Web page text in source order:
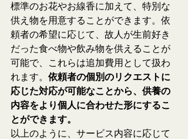
標準のお花やお線香に加えて、特別な
供え物を用意することができます。依
頼者の希望に応じて、故人が生前好き
だった食べ物や飲み物を供えることが
可能で、これらは追加費用として扱わ
れます。 依頼者の個別のリクエストに
応じた対応が可能なことから、供養の
内容をより個人に合わせた形にするこ
とができます。
以上のように、サービス内容に応じて